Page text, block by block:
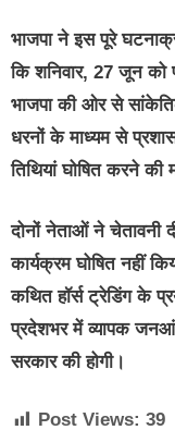
भाजपा ने इस पूरे
कि शनिवार, 27 जून को
भाजपा की ओर से
धरनों के माध्यम से
तिथियां घोषित करने की
दोनों नेताओं ने चेतावनी
कार्यक्रम घोषित नहीं
कथित हॉर्स ट्रेडिंग के
प्रदेशभर में व्यापक
सरकार की होगी।
Post Views: 39